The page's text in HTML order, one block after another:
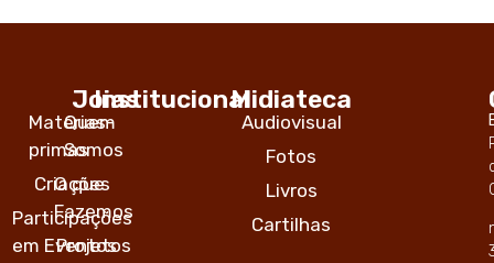
Joias
Matérias-
primas
Criações
Participações
em Eventos
Institucional
Quem
Somos
O que
Fazemos
Projetos
Midiateca
Audiovisual
Fotos
Livros
Cartilhas